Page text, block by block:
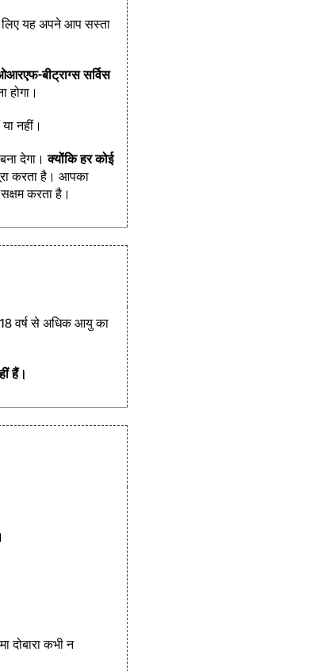
यह अपने आप सस्ता
बीट्राग्स सर्विस
होगा।
नहीं।
देगा।क्योंकि हर कोई
करता है। आपका
करता है।
वर्ष से अधिक आयु का
हैं।
दोबारा कभी न